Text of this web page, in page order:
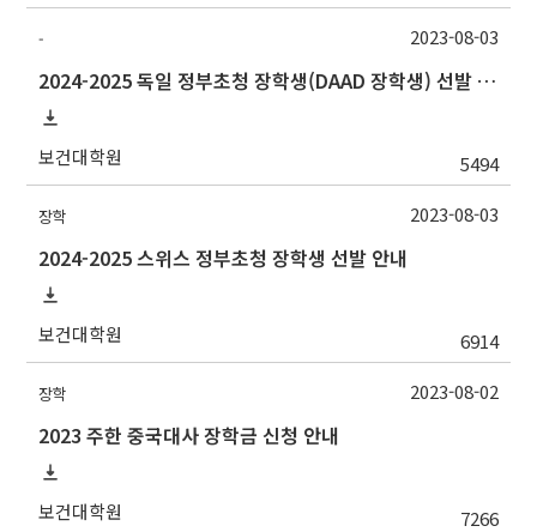
-
2024-2025 독일 정부초청 장학생(DAAD 장학생) 선발 안내
보건대학원 5494
2023-08-03
장학
2024-2025 스위스 정부초청 장학생 선발 안내
보건대학원 6914
2023-08-03
장학
2023 주한 중국대사 장학금 신청 안내
보건대학원 7266
2023-08-02